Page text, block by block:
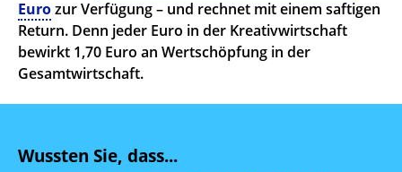
Eurozur Verfügung – und rechnet mit einem saftigen
Return. Denn jeder Euro in der Kreativwirtschaft
bewirkt 1,70 Euro an Wertschöpfung in der
Gesamtwirtschaft.
Wussten Sie, dass...